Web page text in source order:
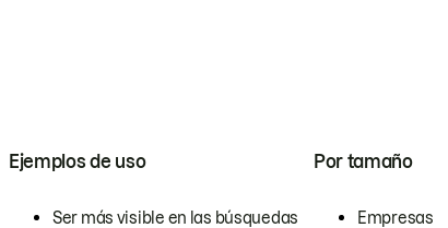
Ejemplos de uso
Ser más visible en las búsquedas
Por tamaño
Empresas